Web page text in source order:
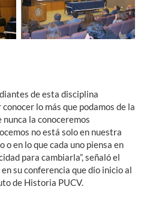
de esta disciplina
lo más que podamos de la
la conoceremos
no está solo en nuestra
o en lo que cada uno piensa en
para cambiarla”, señaló el
su conferencia que dio inicio al
de Historia PUCV.